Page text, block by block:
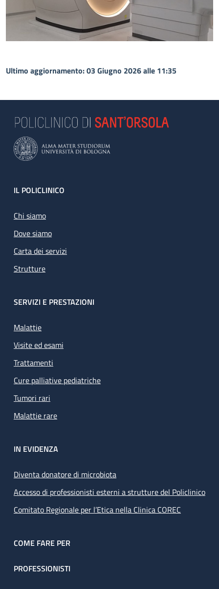
Ultimo aggiornamento: 03 Giugno 2026 alle 11:35
Footer
IL POLICLINICO
Chi siamo
Dove siamo
Carta dei servizi
Strutture
SERVIZI E PRESTAZIONI
Malattie
Visite ed esami
Trattamenti
Cure palliative pediatriche
Tumori rari
Malattie rare
IN EVIDENZA
Diventa donatore di microbiota
Accesso di professionisti esterni a strutture del Policlinico
Comitato Regionale per l’Etica nella Clinica COREC
COME FARE PER
PROFESSIONISTI